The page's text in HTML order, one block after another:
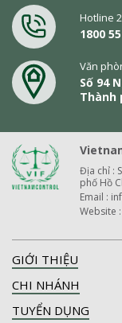
Hotline
1800
Văn
Số 94
Thành
Địa chỉ :
phố Hồ
Email :
Website
GIỚI THIỆU
CHI NHÁNH
TUYỂN DỤNG